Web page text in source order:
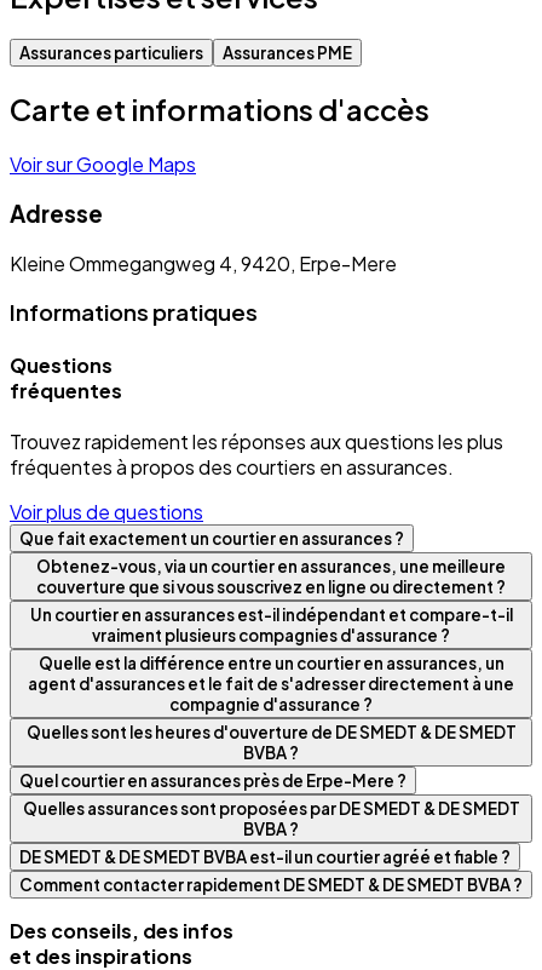
Assurances particuliers Assurances PME
Carte et informations d'accès
Voir sur Google Maps
Adresse
Kleine Ommegangweg 4, 9420, Erpe-Mere
Informations pratiques
Questions
fréquentes
Trouvez rapidement les réponses aux questions les plus
fréquentes à propos des courtiers en assurances.
Voir plus de questions
Que fait exactement un courtier en assurances ?
Obtenez-vous, via un courtier en assurances, une meilleure
couverture que si vous souscrivez en ligne ou directement ?
Un courtier en assurances est-il indépendant et compare-t-il
vraiment plusieurs compagnies d'assurance ?
Quelle est la différence entre un courtier en assurances, un
agent d'assurances et le fait de s'adresser directement à une
compagnie d'assurance ?
Quelles sont les heures d'ouverture de DE SMEDT & DE SMEDT
BVBA ?
Quel courtier en assurances près de Erpe-Mere ?
Quelles assurances sont proposées par DE SMEDT & DE SMEDT
BVBA ?
DE SMEDT & DE SMEDT BVBA est-il un courtier agréé et fiable ?
Comment contacter rapidement DE SMEDT & DE SMEDT BVBA ?
Des conseils, des infos
et des inspirations